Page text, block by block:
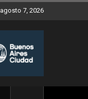
agosto 7, 2026